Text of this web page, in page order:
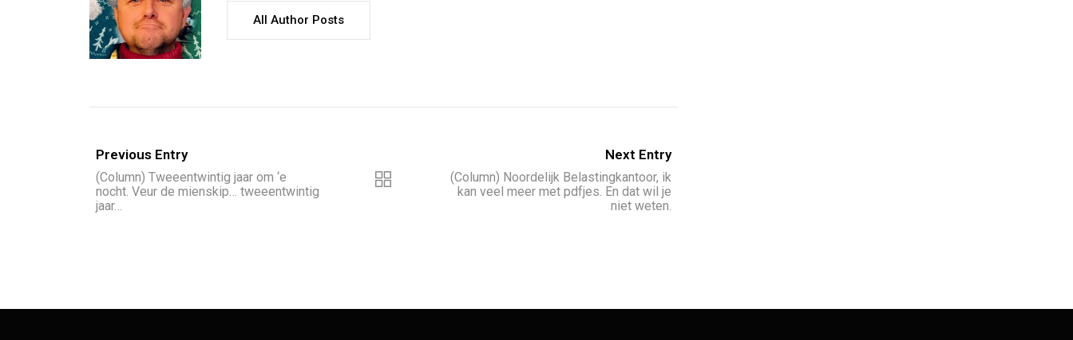
All Author Posts
Previous Entry
(Column) Tweeentwintig jaar om ‘e
nocht. Veur de mienskip… tweeentwintig
jaar…
Next Entry
(Column) Noordelijk Belastingkantoor, ik
kan veel meer met pdfjes. En dat wil je
niet weten.